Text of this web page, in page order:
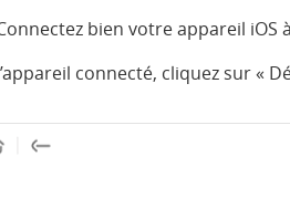
bien votre appareil iOS
connecté, cliquez sur «